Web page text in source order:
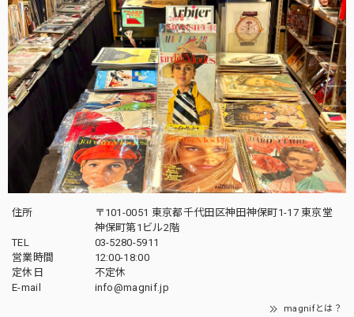
住所
〒101-0051 東京都千代田区神田神保町1-17 東京堂
神保町第1ビル2階
TEL
03-5280-5911
営業時間
12:00-18:00
定休日
不定休
E-mail
info@magnif.jp
magnifとは？